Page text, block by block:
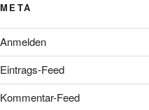
META
Anmelden
Eintrags-Feed
Kommentar-Feed